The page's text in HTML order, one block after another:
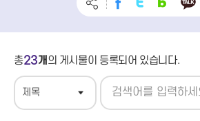
총23개 의 게시물이 등록되어 있습니다.